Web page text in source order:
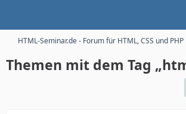
HTML-Seminar.de - Forum für HTML, CSS und PHP
Themen mit dem Tag